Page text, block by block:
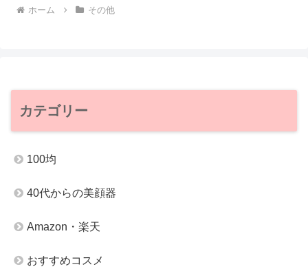
ホーム その他
カテゴリー
100均
40代からの美顔器
Amazon・楽天
おすすめコスメ